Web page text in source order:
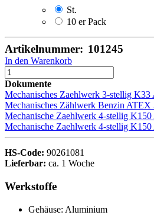
St.
10 er Pack
Artikelnummer: 101245
In den Warenkorb
Dokumente
Mechanisches Zaehlwerk 3-stellig
Mechanisches Zählwerk Benzin
Mechanische Zaehlwerk 4-stellig
Mechanische Zaehlwerk 4-stellig
HS-Code: 90261081
Lieferbar: ca. 1 Woche
Werkstoffe
Gehäuse: Aluminium